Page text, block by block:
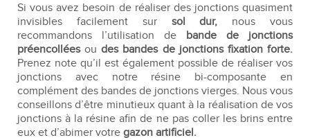
Si vous avez besoin de réaliser des jonctions quasiment
invisibles facilement sur sol dur, nous vous
recommandons l’utilisation de bande de jonctions
préencolléesoudes bandes de jonctions fixation forte.
Prenez note qu’il est également possible de réaliser vos
jonctions avec notre résine bi-composante en
complément des bandes de jonctions vierges. Nous vous
conseillons d’être minutieux quant à la réalisation de vos
jonctions à la résine afin de ne pas coller les brins entre
eux et d’abimer votre gazon artificiel.